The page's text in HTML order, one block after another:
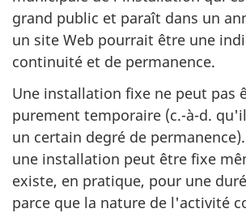
grand public et paraît dans un
un site Web pourrait être une
continuité et de permanence.
Une installation fixe ne peut pas
purement temporaire (c.-à-d.
un certain degré de
une installation peut être fixe
existe, en pratique, pour une
parce que la nature de l'activité